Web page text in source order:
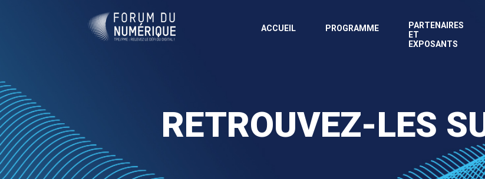
ACCUEIL PROGRAMME
PARTENAIRES
ET
EXPOSANTS
RETROUVEZ-LES